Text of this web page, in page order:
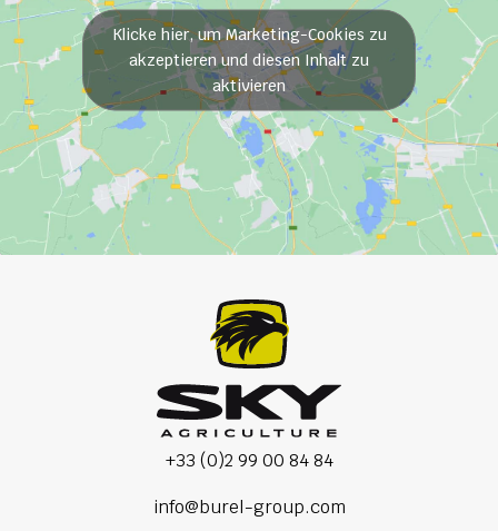
Klicke hier, um Marketing-Cookies zu
akzeptieren und diesen Inhalt zu
aktivieren
+33 (0)2 99 00 84 84
info@burel-group.com